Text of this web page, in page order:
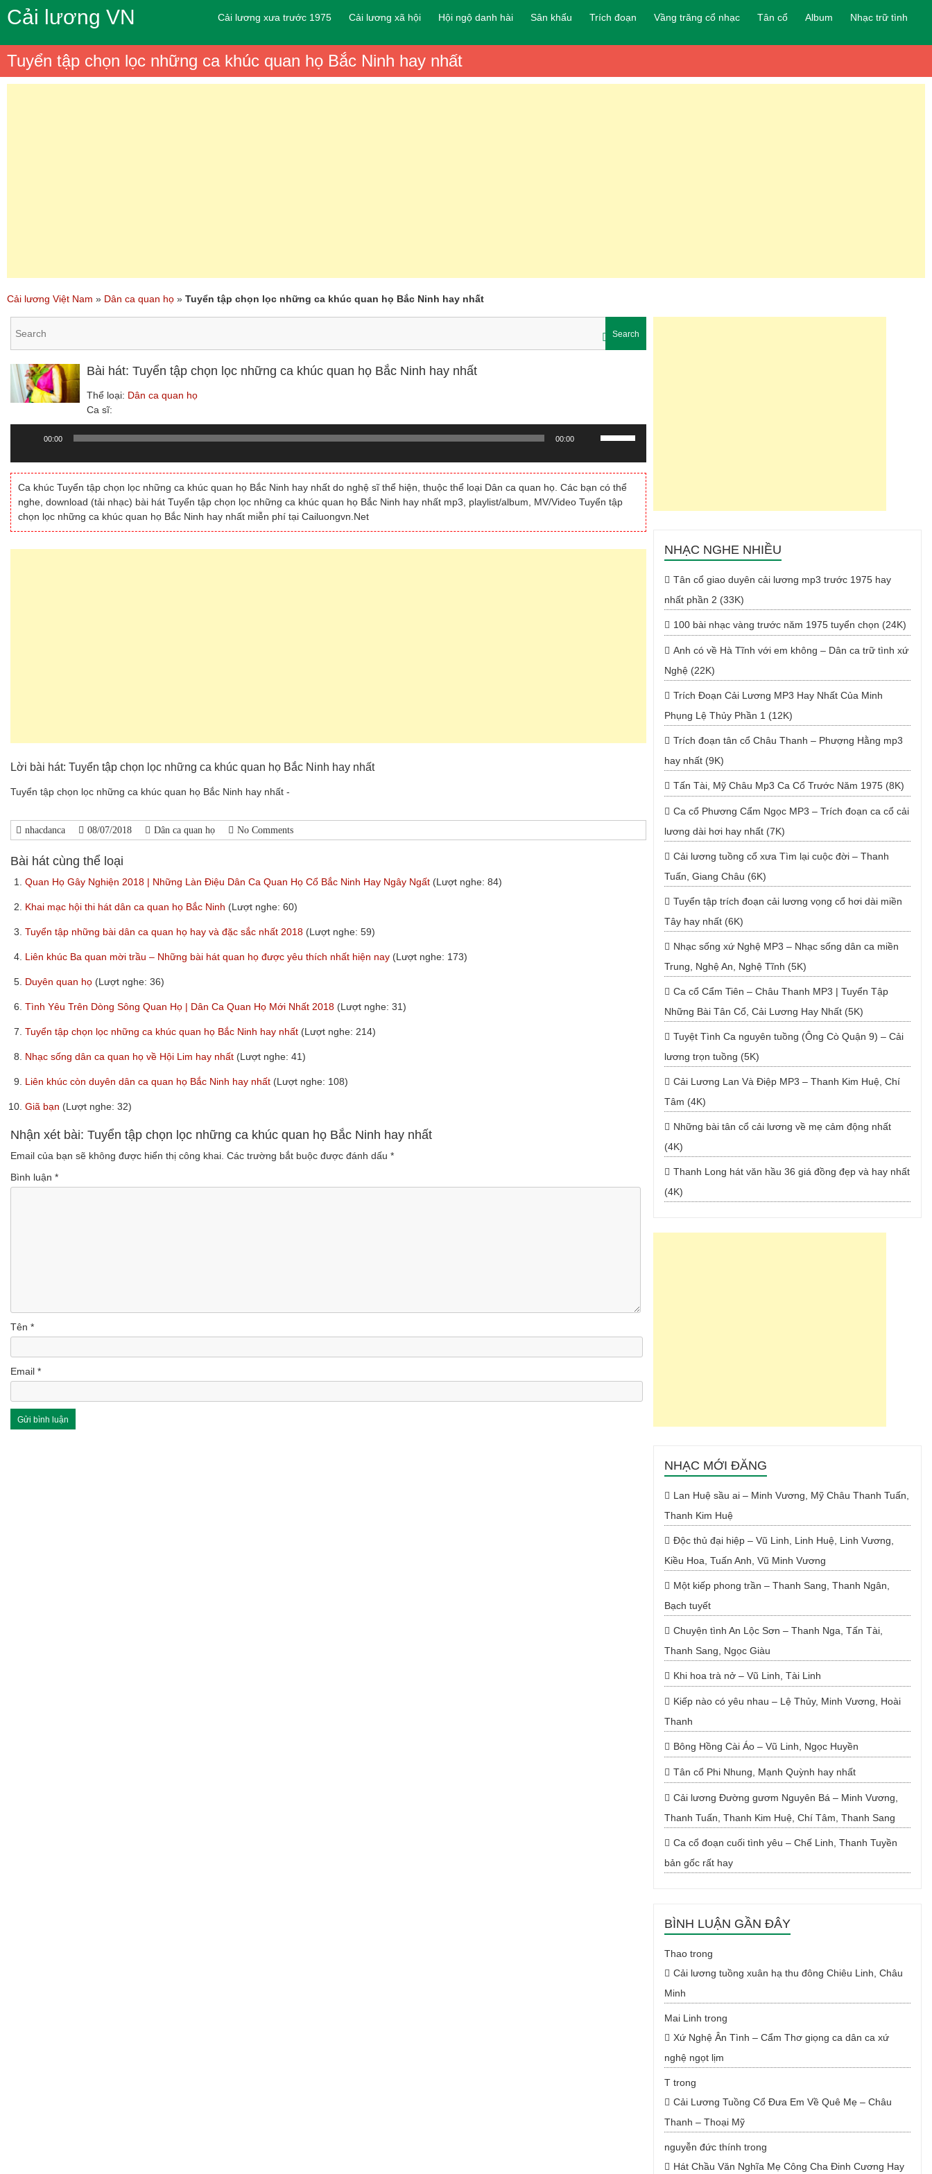
Cải lương VN Cải lương xưa trước 1975 Cải lương xã hội Hội ngộ danh hài Sân khấu Trích đoạn Vầng trăng cổ nhạc Tân cổ Album Nhạc trữ tình
Tuyển tập chọn lọc những ca khúc quan họ Bắc Ninh hay nhất
Cải lương Việt Nam » Dân ca quan họ » Tuyển tập chọn lọc những ca khúc quan họ Bắc Ninh hay nhất
Search
Bài hát: Tuyển tập chọn lọc những ca khúc quan họ Bắc Ninh hay nhất
Thể loại: Dân ca quan họ
Ca sĩ:
00:00 00:00
phím
mũi
tên
Lên/Xuống
để
tăng
Ca khúc Tuyển tập chọn lọc những ca khúc quan họ Bắc Ninh hay nhất do nghệ sĩ thể hiện, thuộc thể loại Dân ca quan họ. Các bạn có thể
nghe, download (tải nhạc) bài hát Tuyển tập chọn lọc những ca khúc quan họ Bắc Ninh hay nhất mp3, playlist/album, MV/Video Tuyển tập
chọn lọc những ca khúc quan họ Bắc Ninh hay nhất miễn phí tại Cailuongvn.Net
Lời bài hát: Tuyển tập chọn lọc những ca khúc quan họ Bắc Ninh hay nhất
Tuyển tập chọn lọc những ca khúc quan họ Bắc Ninh hay nhất -
nhacdanca 08/07/2018 Dân ca quan họ No Comments
Bài hát cùng thể loại
1. Quan Họ Gây Nghiện 2018 | Những Làn Điệu Dân Ca Quan Họ Cổ Bắc Ninh Hay Ngây Ngất (Lượt nghe: 84)
2. Khai mạc hội thi hát dân ca quan họ Bắc Ninh (Lượt nghe: 60)
3. Tuyển tập những bài dân ca quan họ hay và đặc sắc nhất 2018 (Lượt nghe: 59)
4. Liên khúc Ba quan mời trầu – Những bài hát quan họ được yêu thích nhất hiện nay (Lượt nghe: 173)
5. Duyên quan họ (Lượt nghe: 36)
6. Tình Yêu Trên Dòng Sông Quan Họ | Dân Ca Quan Họ Mới Nhất 2018 (Lượt nghe: 31)
7. Tuyển tập chọn lọc những ca khúc quan họ Bắc Ninh hay nhất (Lượt nghe: 214)
8. Nhạc sống dân ca quan họ về Hội Lim hay nhất (Lượt nghe: 41)
9. Liên khúc còn duyên dân ca quan họ Bắc Ninh hay nhất (Lượt nghe: 108)
10. Giã bạn (Lượt nghe: 32)
Nhận xét bài: Tuyển tập chọn lọc những ca khúc quan họ Bắc Ninh hay nhất
Email của bạn sẽ không được hiển thị công khai. Các trường bắt buộc được đánh dấu *
Bình luận *
Tên *
Email *
NHẠC NGHE NHIỀU
Tân cổ giao duyên cải lương mp3 trước 1975 hay
nhất phần 2 (33K)
100 bài nhạc vàng trước năm 1975 tuyển chọn (24K)
Anh có về Hà Tĩnh với em không – Dân ca trữ tình xứ
Nghệ (22K)
Trích Đoạn Cải Lương MP3 Hay Nhất Của Minh
Phụng Lệ Thủy Phần 1 (12K)
Trích đoạn tân cổ Châu Thanh – Phượng Hằng mp3
hay nhất (9K)
Tấn Tài, Mỹ Châu Mp3 Ca Cổ Trước Năm 1975 (8K)
Ca cổ Phương Cẩm Ngọc MP3 – Trích đoạn ca cổ cải
lương dài hơi hay nhất (7K)
Cải lương tuồng cổ xưa Tìm lại cuộc đời – Thanh
Tuấn, Giang Châu (6K)
Tuyển tập trích đoạn cải lương vọng cổ hơi dài miền
Tây hay nhất (6K)
Nhạc sống xứ Nghệ MP3 – Nhạc sống dân ca miền
Trung, Nghệ An, Nghệ Tĩnh (5K)
Ca cổ Cẩm Tiên – Châu Thanh MP3 | Tuyển Tập
Những Bài Tân Cổ, Cải Lương Hay Nhất (5K)
Tuyệt Tình Ca nguyên tuồng (Ông Cò Quận 9) – Cải
lương trọn tuồng (5K)
Cải Lương Lan Và Điệp MP3 – Thanh Kim Huệ, Chí
Tâm (4K)
Những bài tân cổ cải lương về mẹ cảm động nhất
(4K)
Thanh Long hát văn hầu 36 giá đồng đẹp và hay nhất
(4K)
NHẠC MỚI ĐĂNG
Lan Huệ sầu ai – Minh Vương, Mỹ Châu Thanh Tuấn,
Thanh Kim Huệ
Độc thủ đại hiệp – Vũ Linh, Linh Huệ, Linh Vương,
Kiều Hoa, Tuấn Anh, Vũ Minh Vương
Một kiếp phong trần – Thanh Sang, Thanh Ngân,
Bạch tuyết
Chuyện tình An Lộc Sơn – Thanh Nga, Tấn Tài,
Thanh Sang, Ngọc Giàu
Khi hoa trà nở – Vũ Linh, Tài Linh
Kiếp nào có yêu nhau – Lệ Thủy, Minh Vương, Hoài
Thanh
Bông Hồng Cài Áo – Vũ Linh, Ngọc Huyền
Tân cổ Phi Nhung, Mạnh Quỳnh hay nhất
Cải lương Đường gươm Nguyên Bá – Minh Vương,
Thanh Tuấn, Thanh Kim Huệ, Chí Tâm, Thanh Sang
Ca cổ đoạn cuối tình yêu – Chế Linh, Thanh Tuyền
bản gốc rất hay
BÌNH LUẬN GẦN ĐÂY
Thaotrong
Cải lương tuồng xuân hạ thu đông Chiêu Linh, Châu
Minh
Mai Linh trong
Xứ Nghệ Ân Tình – Cẩm Thơ giọng ca dân ca xứ
nghệ ngọt lịm
Ttrong
Cải Lương Tuồng Cổ Đưa Em Về Quê Mẹ – Châu
Thanh – Thoại Mỹ
nguyễn đức thính trong
Hát Chầu Văn Nghĩa Mẹ Công Cha Đinh Cương Hay